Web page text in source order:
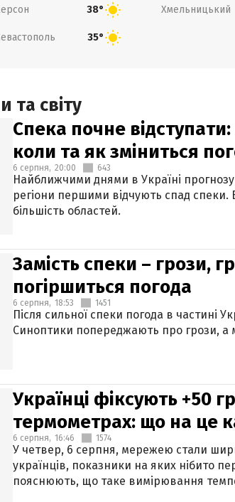
38° Хмельницький
35°
та світу
Спека почне
коли та як зміниться
6 серпня, 20:00 643
Найближчими днями в Україні
регіони першими відчують спад
більшість областей.
Замість спеки – грози,
погіршиться погода
6 серпня, 18:53 1451
Після сильної спеки погода в частині
Синоптики попереджають про грози, а
Українці фіксують +50
термометрах: що на це
6 серпня, 16:46 1574
У четвер, 6 серпня, мережею стали
українців, показники на яких нібито
пояснюють, що таке вимірювання